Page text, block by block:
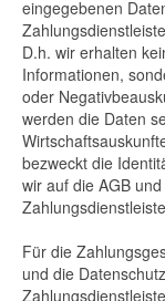
eingegebenen
D.h. wir erhalten
Informationen,
oder
werden die Daten
bezweckt die
wir auf die AGB
Für die
und die